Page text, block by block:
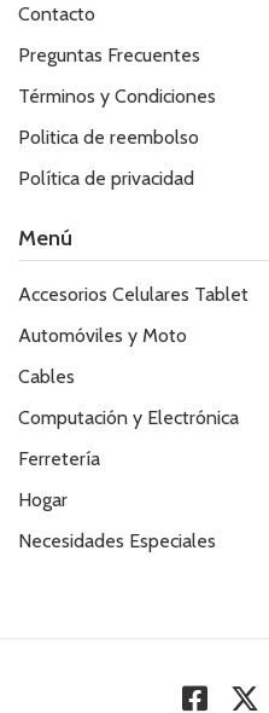
Contacto
Preguntas Frecuentes
Términos y Condiciones
Politica de reembolso
Política de privacidad
Menú
Accesorios Celulares Tablet
Automóviles y Moto
Cables
Computación y Electrónica
Ferretería
Hogar
Necesidades Especiales